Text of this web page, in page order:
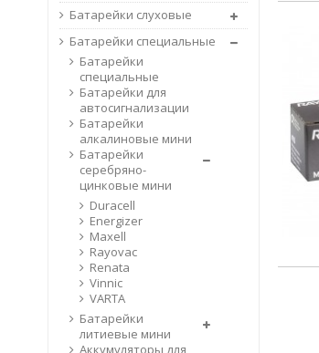
Батарейки слуховые
Батарейки специальные
Батарейки
специальные
Батарейки для
автосигнализации
Батарейки
алкалиновые мини
Батарейки
серебряно-
цинковые мини
Duracell
Energizer
Maxell
Rayovac
Renata
Vinnic
VARTA
Батарейки
литиевые мини
Аккумуляторы для